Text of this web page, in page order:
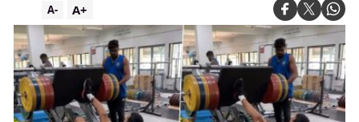
A+
A-